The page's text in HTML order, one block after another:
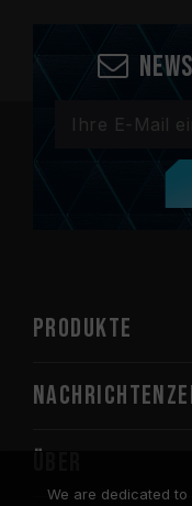
PRODUKTE
We are dedicated